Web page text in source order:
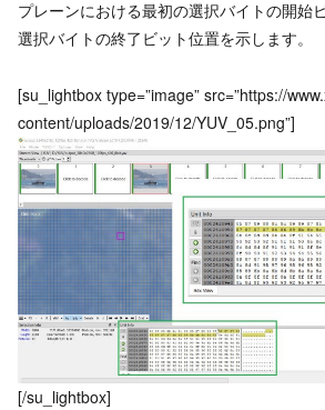
プレーンにおける最初の選択バイトの開始
選択バイトの終了ビット位置を示します。
[su_lightbox type=”image” src=”https://
content/uploads/2019/12/YUV_05.png”]
[/su_lightbox]